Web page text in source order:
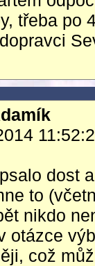
třeba po
dost
to
nikdo
otázce
což